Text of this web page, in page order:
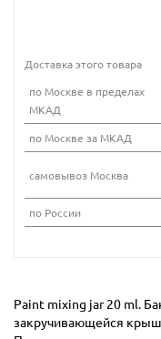
Доставка этого товара
по Москве в пределах
МКАД
по Москве за МКАД
самовывоз Москва
по России
Paint mixing jar 20 ml.
закручивающейся